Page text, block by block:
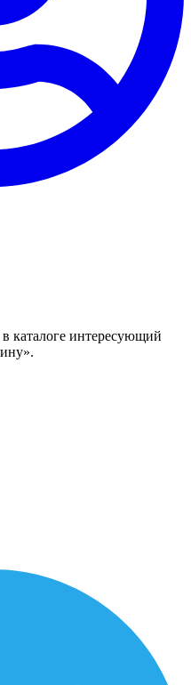
каталоге интересующий